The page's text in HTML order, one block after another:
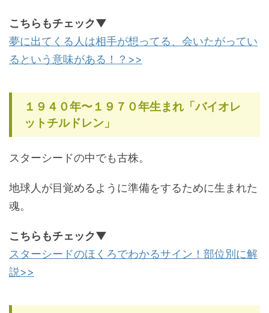
こちらもチェック▼
夢に出てくる人は相手が想ってる、会いたがってい
るという意味がある！？>>
１９４０年〜１９７０年生まれ「バイオレ
ットチルドレン」
スターシードの中でも古株。
地球人が目覚めるように準備をするために生まれた
魂。
こちらもチェック▼
スターシードのほくろでわかるサイン！部位別に解
説>>